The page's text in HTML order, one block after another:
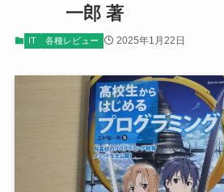
一郎 著
IT 各種レビュー 2025年1月22日